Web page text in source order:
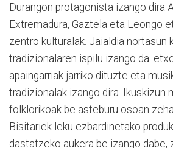
Durangon protagonista izango dira
Extremadura, Gaztela eta Leongo
zentro kulturalak. Jaialdia nortasun
tradizionalaren ispilu izango da:
apaingarriak jarriko dituzte eta
tradizionalak izango dira. Ikuskizun
folklorikoak be asteburu osoan
Bisitariek leku ezbardinetako
dastatzeko aukera be izango dabe,